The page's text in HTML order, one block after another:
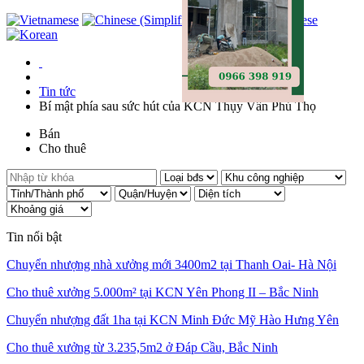
Tin tức
Bí mật phía sau sức hút của KCN Thụy Vân Phú Thọ
Bán
Cho thuê
Tin nổi bật
Chuyển nhượng nhà xưởng mới 3400m2 tại Thanh Oai- Hà Nội
Cho thuê xưởng 5.000m² tại KCN Yên Phong II – Bắc Ninh
Chuyển nhượng đất 1ha tại KCN Minh Đức Mỹ Hào Hưng Yên
Cho thuê xưởng từ 3.235,5m2 ở Đáp Cầu, Bắc Ninh